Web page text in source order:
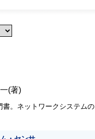
(著)
。ネットワークシステムの